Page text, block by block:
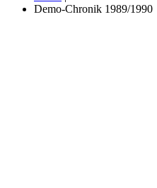
Demo-Chronik 1989/1990